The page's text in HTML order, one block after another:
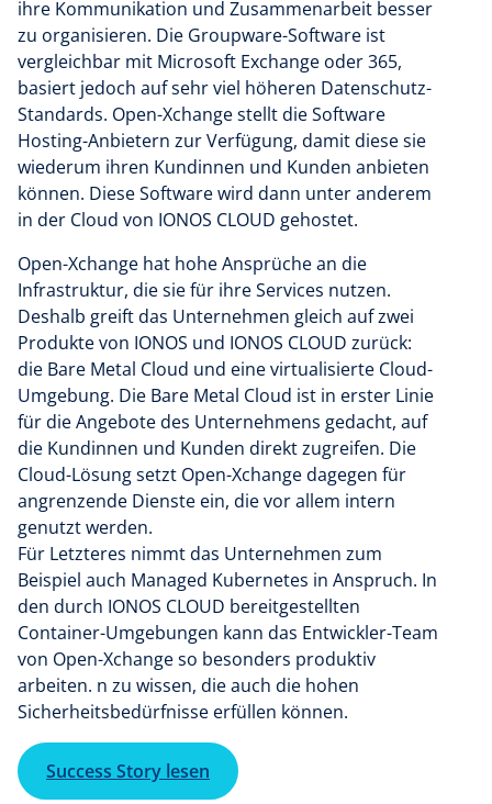
ihre Kommunikation und Zusammenarbeit besser
zu organisieren. Die Groupware-Software ist
vergleichbar mit Microsoft Exchange oder 365,
basiert jedoch auf sehr viel höheren Datenschutz-
Standards. Open-Xchange stellt die Software
Hosting-Anbietern zur Verfügung, damit diese sie
wiederum ihren Kundinnen und Kunden anbieten
können. Diese Software wird dann unter anderem
in der Cloud von IONOS CLOUD gehostet.
Open-Xchange hat hohe Ansprüche an die
Infrastruktur, die sie für ihre Services nutzen.
Deshalb greift das Unternehmen gleich auf zwei
Produkte von IONOS und IONOS CLOUD zurück:
die Bare Metal Cloud und eine virtualisierte Cloud-
Umgebung. Die Bare Metal Cloud ist in erster Linie
für die Angebote des Unternehmens gedacht, auf
die Kundinnen und Kunden direkt zugreifen. Die
Cloud-Lösung setzt Open-Xchange dagegen für
angrenzende Dienste ein, die vor allem intern
genutzt werden.
Für Letzteres nimmt das Unternehmen zum
Beispiel auch Managed Kubernetes in Anspruch. In
den durch IONOS CLOUD bereitgestellten
Container-Umgebungen kann das Entwickler-Team
von Open-Xchange so besonders produktiv
arbeiten. n zu wissen, die auch die hohen
Sicherheitsbedürfnisse erfüllen können.
Success Story lesen